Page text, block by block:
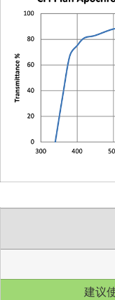
建议